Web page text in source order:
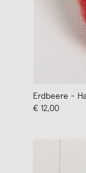
Erdbeere -
€ 12,00